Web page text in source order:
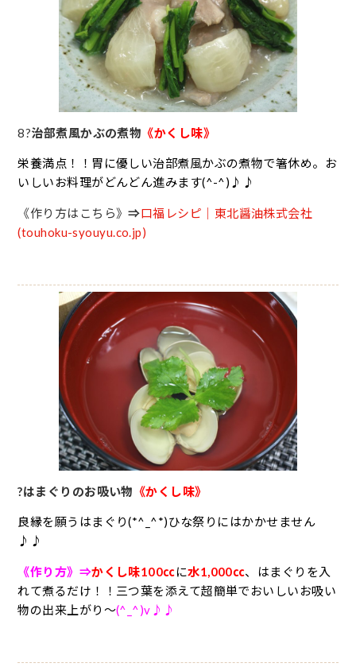
8?治部煮風かぶの煮物 《かくし味》
栄養満点！！胃に優しい治部煮風かぶの煮物で箸休め。お
いしいお料理がどんどん進みます(^-^)♪♪
《作り方はこちら》⇒口福レシピ｜東北醤油株式会社
(touhoku-syouyu.co.jp)
?はまぐりのお吸い物 《かくし味》
良縁を願うはまぐり(*^_^*)ひな祭りにはかかせません
♪♪
《作り方》⇒かくし味100㏄ に水1,000㏄、はまぐりを入
れて煮るだけ！！三つ葉を添えて超簡単でおいしいお吸い
物の出来上がり～(^_^)v♪♪